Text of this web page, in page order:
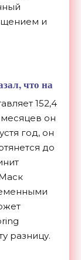
и
что на
152,4
он
год, он
до
разницу.